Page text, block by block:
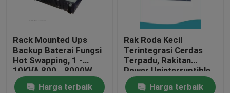
Power Supply UPS Industri
Aksesoris UPS
inverter surya hibrida
Rack Mounted Ups
Backup Baterai Fungsi
Hot Swapping, 1 -
10KVA 800 - 8000W
Rackmount Ups 1u
Harga terbaik
Rak Roda Kecil
Terintegrasi Cerdas
Terpadu, Rakitan
Power Uninterruptible
Rack Mountable
Harga terbaik